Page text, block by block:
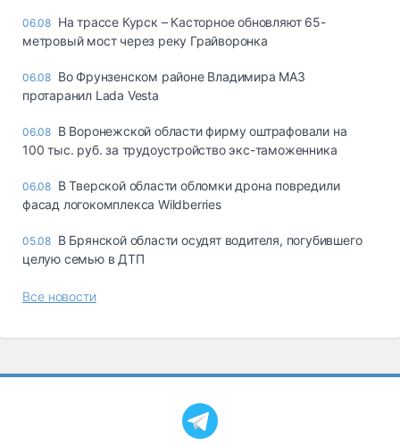
06.08 На трассе Курск – Касторное обновляют 65-
метровый мост через реку Грайворонка
06.08 Во Фрунзенском районе Владимира МАЗ
протаранил Lada Vesta
06.08 В Воронежской области фирму оштрафовали на
100 тыс. руб. за трудоустройство экс-таможенника
06.08 В Тверской области обломки дрона повредили
фасад логокомплекса Wildberries
05.08 В Брянской области осудят водителя, погубившего
целую семью в ДТП
Все новости